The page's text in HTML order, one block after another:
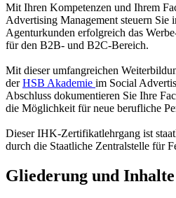
Mit Ihren Kompetenzen und Ihrem
Advertising Management steuern Sie
Agenturkunden erfolgreich das
für den B2B- und B2C-Bereich.
Mit dieser umfangreichen
derHSB Akademie im Social
Abschluss dokumentieren Sie Ihre
die Möglichkeit für neue berufliche
Dieser IHK-Zertifikatlehrgang ist
durch die Staatliche Zentralstelle für
Gliederung und Inhalte